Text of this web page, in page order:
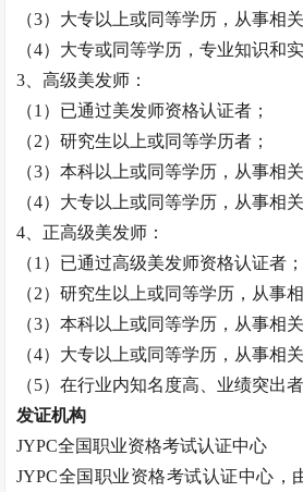
（3）大专以上或同等学历，从事相
（4）大专或同等学历，专业知识和
3、高级美发师 ：
（1）已通过美发师资格认证者；
（2）研究生以上或同等学历者；
（3）本科以上或同等学历，从事相
（4）大专以上或同等学历，从事相
4、正高级美发师 ：
（1）已通过高级美发师资格认证者；
（2）研究生以上或同等学历，从事
（3）本科以上或同等学历，从事相
（4）大专以上或同等学历，从事相
（5）在行业内知名度高、业绩突出者
发证机构
JYPC全国职业资格考试认证中心
JYPC全国职业资格考试认证中心，